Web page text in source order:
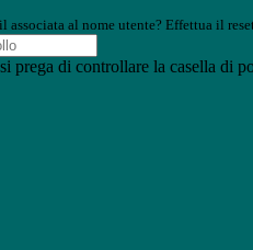
associata al nome utente? Effettua il
prega di controllare la casella di